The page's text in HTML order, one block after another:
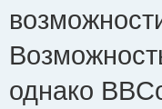
однако